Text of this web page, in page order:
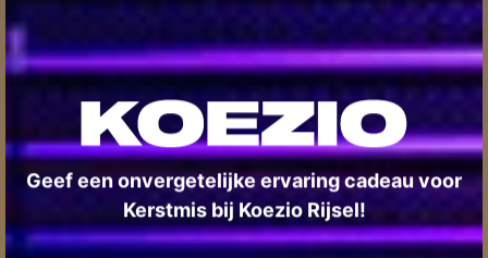
Geef een onvergetelijke ervaring cadeau voor
Kerstmis bij Koezio Rijsel!